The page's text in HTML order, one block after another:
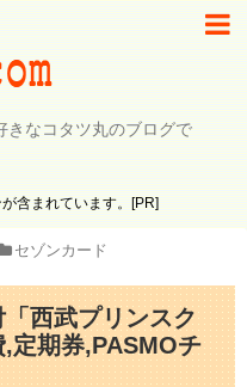
きなコタツ丸のブログで
含まれています。[PR]
セゾンカード
西武プリンスク
定期券,PASMOチ